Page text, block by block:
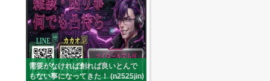
需要がなければ創れば良いとんで
もない事になってきた！ (n2525jin)